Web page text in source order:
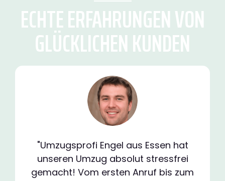
ECHTE ERFAHRUNGEN VON
GLÜCKLICHEN KUNDEN
"Umzugsprofi Engel aus Essen hat
unseren Umzug absolut stressfrei
gemacht! Vom ersten Anruf bis zum